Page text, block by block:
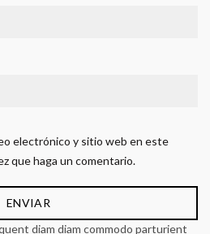
electrónico y sitio web en este
que haga un comentario.
diam diam commodo parturient